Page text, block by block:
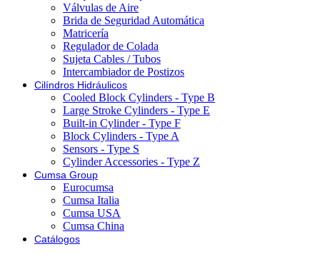
Válvulas de Aire
Brida de Seguridad Automática
Matricería
Regulador de Colada
Sujeta Cables / Tubos
Intercambiador de Postizos
Cilíndros Hidráulicos
Cooled Block Cylinders - Type B
Large Stroke Cylinders - Type E
Built-in Cylinder - Type F
Block Cylinders - Type A
Sensors - Type S
Cylinder Accessories - Type Z
Cumsa Group
Eurocumsa
Cumsa Italia
Cumsa USA
Cumsa China
Catálogos